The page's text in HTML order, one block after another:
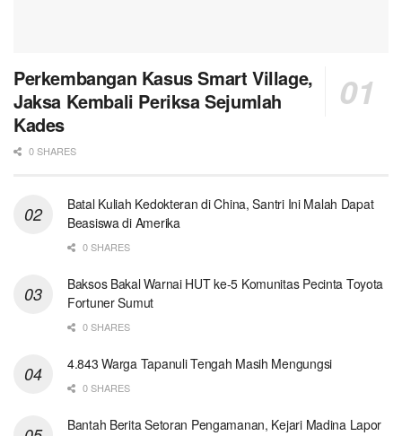
Perkembangan Kasus Smart Village,
Jaksa Kembali Periksa Sejumlah
Kades
0 SHARES
Batal Kuliah Kedokteran di China, Santri Ini Malah Dapat
Beasiswa di Amerika
0 SHARES
Baksos Bakal Warnai HUT ke-5 Komunitas Pecinta Toyota
Fortuner Sumut
0 SHARES
4.843 Warga Tapanuli Tengah Masih Mengungsi
0 SHARES
Bantah Berita Setoran Pengamanan, Kejari Madina Lapor